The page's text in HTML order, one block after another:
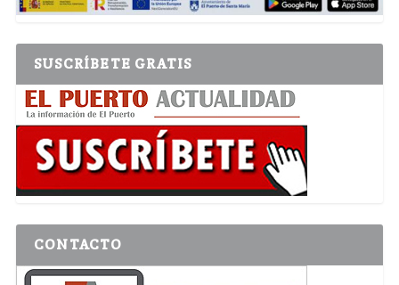
SUSCRÍBETE GRATIS
CONTACTO